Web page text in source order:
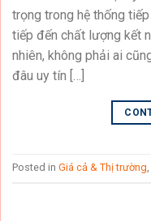
trọng trong hệ thống
tiếp đến chất lượng kết
nhiên, không phải ai
đâu uy tín […]
Posted in Giá cả & Thị trường